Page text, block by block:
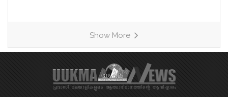
ടീമുകളാണ് ഹീറ്റ്സ്–3ൽ നേർക്കുനേർ
എത്തുന്നത്. തായങ്കരി, പായിപ്പാട്,
കരുവാറ്റ എന്നീ ചരിത്രപ്രസിദ്ധമായ
ചുണ്ടൻവള്ളങ്ങളുടെ പേരിലാണ്
യുകെയിലെ പ്രമുഖ ബോട്ട് ക്ലബ്ബുകൾ
ശക്തി തെളിയിക്കാൻ എത്തുന്നത്.
Show More